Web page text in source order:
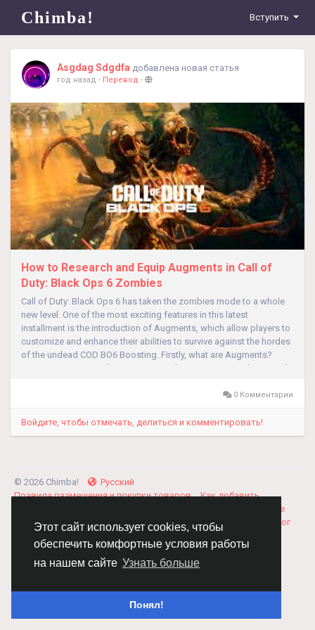
Этот сайт использует cookies, чтобы
обеспечить комфортные условия работы
на нашем сайте Узнать больше
Понял!
Chimba! Вступить
Asgdag Sdgdfa добавлена новая статья
год назад - Перевод -
How to Research and Equip Augments in Call of
Duty: Black Ops 6 Zombies
Call of Duty: Black Ops 6 has taken the zombies mode to a whole
new level. One of the most exciting features in this latest
installment is the introduction of Augments, which allow players to
customize and enhance their abilities to survive against the hordes
of the undead COD BO6 Boosting. Firstly, what are Augments?
Augments are special competencies that gamers can release and
0 Комментарии
Войдите, чтобы отмечать, делиться и комментировать!
© 2026 Chimba!
Русский
Правила размещения и покупки товаров
Как добавить
Соглашение
Политика Конфиденциальности
Свяжитесь с нами Каталог